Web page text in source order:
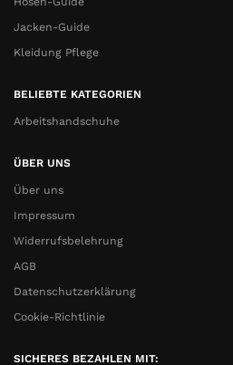
Jacken-Guide
Kleidung Pflege
BELIEBTE KATEGORIEN
Arbeitshandschuhe
ÜBER UNS
Über uns
Impressum
Widerrufsbelehrung
AGB
Datenschutzerklärung
Cookie-Richtlinie
SICHERES BEZAHLEN MIT: